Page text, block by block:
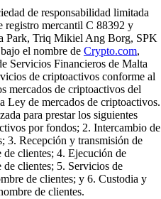
de responsabilidad limitada
registro mercantil C 88392 y
Park, Triq Mikiel Ang Borg, SPK
el nombre de Crypto.com,
Servicios Financieros de Malta
de criptoactivos conforme al
mercados de criptoactivos del
Ley de mercados de criptoactivos.
para prestar los siguientes
por fondos; 2. Intercambio de
3. Recepción y transmisión de
clientes; 4. Ejecución de
clientes; 5. Servicios de
de clientes; y 6. Custodia y
de clientes.